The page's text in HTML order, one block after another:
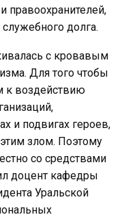
правоохранителей,
долга.
с кровавым
Для того чтобы
к воздействию
и подвигах героев,
злом. Поэтому
со средствами
доцент кафедры
Уральской